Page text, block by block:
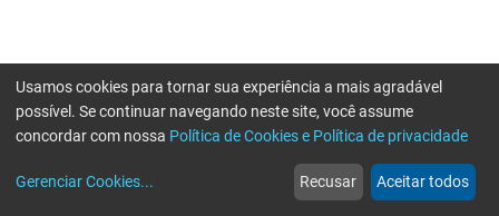
web
Notícias
more_horiz
Mais
Usamos cookies para tornar sua experiência a mais agradável
possível. Se continuar navegando neste site, você assume
concordar com nossa Política de Cookies e Política de privacidade
Gerenciar Cookies... Recusar Aceitar todos
Erro ao enviar informações, por favor tente novamente